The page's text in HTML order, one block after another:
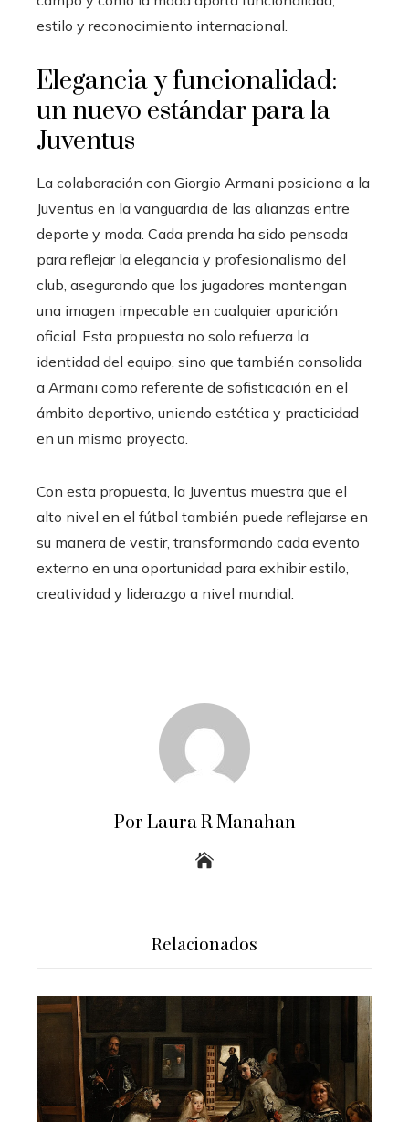
estilo y reconocimiento internacional.
Elegancia y funcionalidad:
un nuevo estándar para la
Juventus
La colaboración con Giorgio Armani posiciona a la
Juventus en la vanguardia de las alianzas entre
deporte y moda. Cada prenda ha sido pensada
para reflejar la elegancia y profesionalismo del
club, asegurando que los jugadores mantengan
una imagen impecable en cualquier aparición
oficial. Esta propuesta no solo refuerza la
identidad del equipo, sino que también consolida
a Armani como referente de sofisticación en el
ámbito deportivo, uniendo estética y practicidad
en un mismo proyecto.
Con esta propuesta, la Juventus muestra que el
alto nivel en el fútbol también puede reflejarse en
su manera de vestir, transformando cada evento
externo en una oportunidad para exhibir estilo,
creatividad y liderazgo a nivel mundial.
Por Laura R Manahan
Relacionados